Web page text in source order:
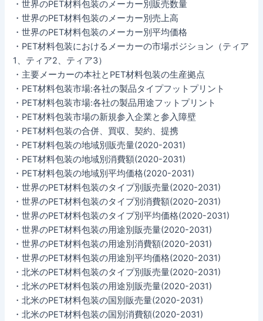
・世界のPET材料包装のメーカー別販売数量
・世界のPET材料包装のメーカー別売上高
・世界のPET材料包装のメーカー別平均価格
・PET材料包装におけるメーカーの市場ポジション（ティア
1、ティア2、ティア3）
・主要メーカーの本社とPET材料包装の生産拠点
・PET材料包装市場:各社の製品タイプフットプリント
・PET材料包装市場:各社の製品用途フットプリント
・PET材料包装市場の新規参入企業と参入障壁
・PET材料包装の合併、買収、契約、提携
・PET材料包装の地域別販売量(2020-2031)
・PET材料包装の地域別消費額(2020-2031)
・PET材料包装の地域別平均価格(2020-2031)
・世界のPET材料包装のタイプ別販売量(2020-2031)
・世界のPET材料包装のタイプ別消費額(2020-2031)
・世界のPET材料包装のタイプ別平均価格(2020-2031)
・世界のPET材料包装の用途別販売量(2020-2031)
・世界のPET材料包装の用途別消費額(2020-2031)
・世界のPET材料包装の用途別平均価格(2020-2031)
・北米のPET材料包装のタイプ別販売量(2020-2031)
・北米のPET材料包装の用途別販売量(2020-2031)
・北米のPET材料包装の国別販売量(2020-2031)
・北米のPET材料包装の国別消費額(2020-2031)